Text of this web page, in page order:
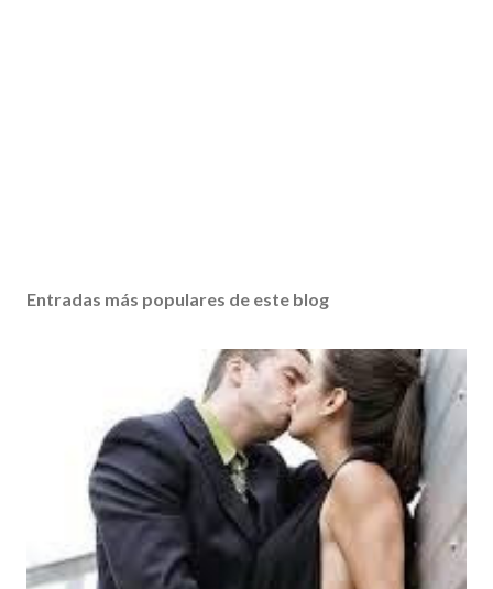
Entradas más populares de este blog